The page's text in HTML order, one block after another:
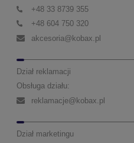
+48 33 8739 355
+48 604 750 320
akcesoria@kobax.pl
Dział reklamacji
Obsługa działu:
reklamacje@kobax.pl
Dział marketingu